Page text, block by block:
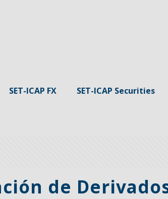
SET-ICAP FX SET-ICAP Securities
de Derivados